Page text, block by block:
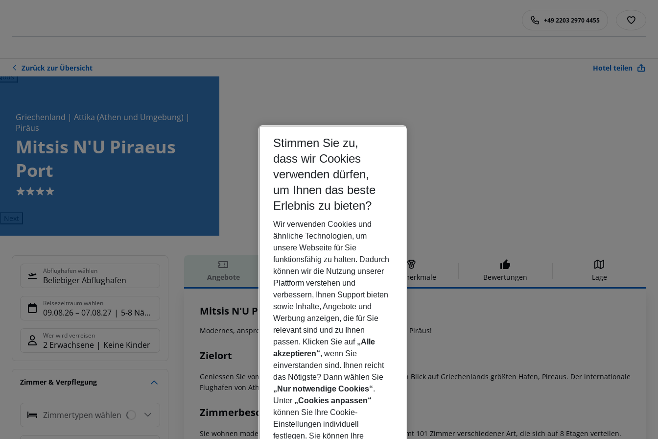
+49 2203 2970 4455
Zurück zur Übersicht Hotel teilen
Griechenland | Attika (Athen und Umgebung) |
Piräus
Mitsis N'U Piraeus
Port
4
Next
Abflughafen wählen
Beliebiger Abflughafen
Reisezeitraum wählen
09.08.26– 07.08.27 5-8 Nächte
Wer wird verreisen
2 Erwachsene Keine Kinder
Zimmer & Verpflegung
Zimmertypen wählen
Angebote Hotelmerkmale Bewertungen Lage
Hotelbeschreibung
Mitsis N'U Piraeus Port
4
Modernes, ansprechendes 4*-Sterne-Stadthotel im Herzen von Piräus!
Zielort
Geniessen Sie vom 'Mitsis NU Pireaus Port' Hotel einen direkten Blick auf Griechenlands größten Hafen, Pireaus. Der internationale
Flughafen von Athen ist etwa 40 km entfernt.
Zimmerbeschreibung
Sie wohnen modern und komfortabel, das Hotel bietet insgesamt 101 Zimmer verschiedener Art, die sich auf 8 Etagen verteilen.
Stimmen Sie zu,
dass wir Cookies
verwenden dürfen,
um Ihnen das beste
Erlebnis zu bieten?
Wir verwenden Cookies und
ähnliche Technologien, um
unsere Webseite für Sie
funktionsfähig zu halten. Dadurch
können wir die Nutzung unserer
Plattform verstehen und
verbessern, Ihnen Support bieten
sowie Inhalte, Angebote und
Werbung anzeigen, die für Sie
relevant sind und zu Ihnen
passen. Klicken Sie auf „Alle
akzeptieren“, wenn Sie
einverstanden sind. Ihnen reicht
das Nötigste? Dann wählen Sie
„Nur notwendige Cookies“.
Unter „Cookies anpassen“
können Sie Ihre Cookie-
Einstellungen individuell
festlegen. Sie können Ihre